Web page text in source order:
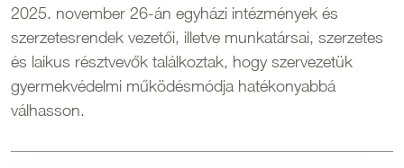
2025. november 26-án egyházi intézmények és
szerzetesrendek vezetői, illetve munkatársai, szerzetes
és laikus résztvevők találkoztak, hogy szervezetük
gyermekvédelmi működésmódja hatékonyabbá
válhasson.